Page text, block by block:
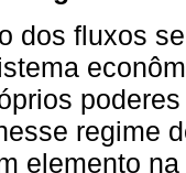
dos fluxos
regime
elemento